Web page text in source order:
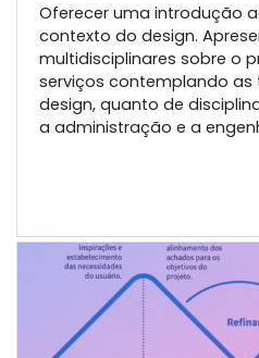
Oferecer uma introdução
contexto do design.
multidisciplinares sobre o
serviços contemplando
design, quanto de
a administração e a